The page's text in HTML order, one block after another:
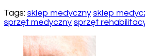
Tags: sklep medyczny sklep
sprzęt medyczny sprzęt
Post